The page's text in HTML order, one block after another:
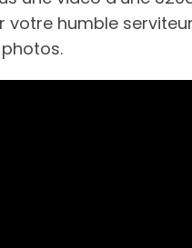
votre humble